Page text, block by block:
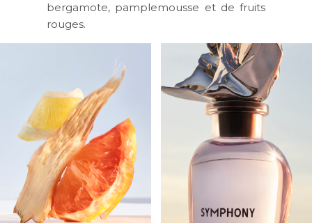
bergamote, pamplemousse et de fruits
rouges.